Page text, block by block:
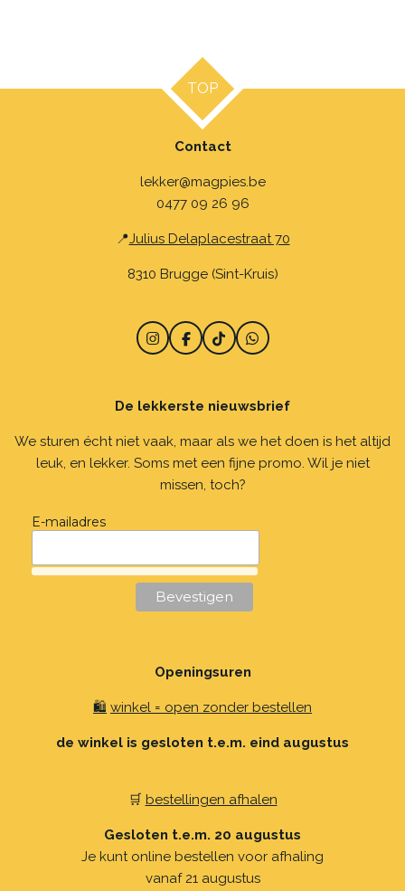
TOP
Contact
lekker@magpies.be
0477 09 26 96
📍Julius Delaplacestraat 70
8310 Brugge (Sint-Kruis)
I
n
a
r
m
F
a
b
o
T
i
o
W
h
s
p
De lekkerste nieuwsbrief
We sturen écht niet vaak, maar als we het doen is het altijd
leuk, en lekker. Soms met een fijne promo. Wil je niet
missen, toch?
E-mailadres
Openingsuren
🛍️ winkel = open zonder bestellen
de winkel is gesloten t.e.m. eind augustus
🛒 bestellingen afhalen
Gesloten t.e.m. 20 augustus
Je kunt online bestellen voor afhaling
vanaf 21 augustus